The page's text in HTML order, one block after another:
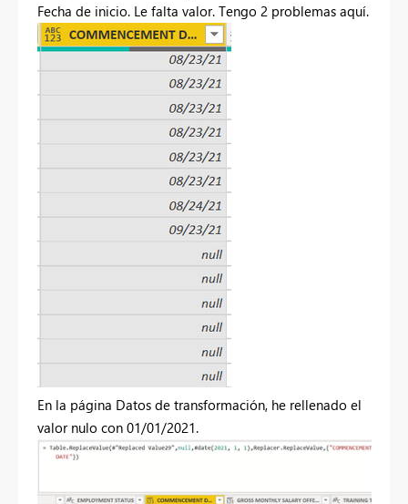
Fecha de inicio. Le falta valor. Tengo 2 problemas aquí.
En la página Datos de transformación, he rellenado el
valor nulo con 01/01/2021.